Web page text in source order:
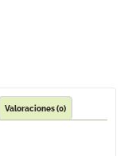
Valoraciones (0)